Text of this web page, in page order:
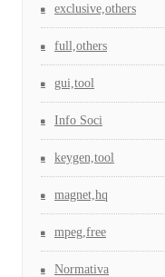
exclusive,others
full,others
gui,tool
Info Soci
keygen,tool
magnet,hq
mpeg,free
Normativa